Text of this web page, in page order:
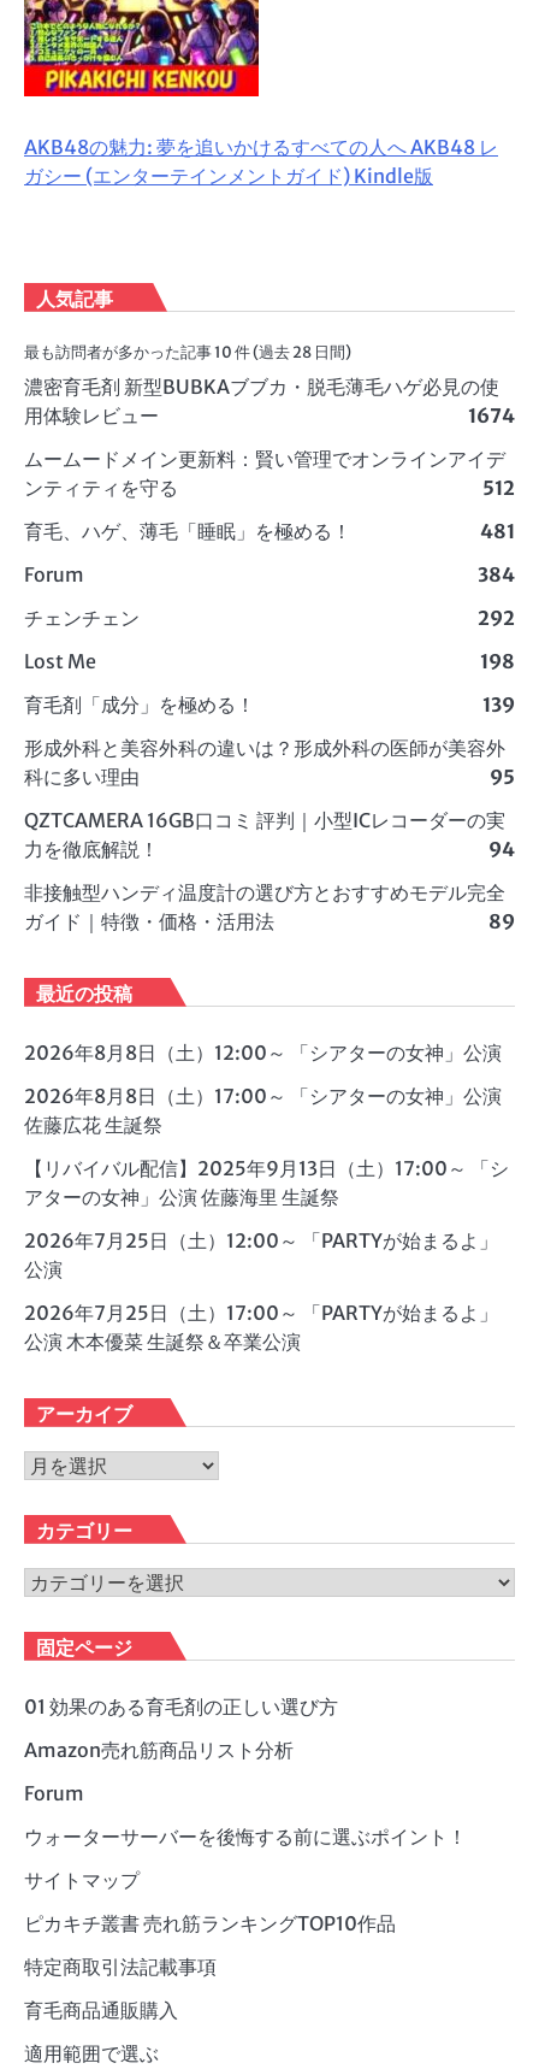
AKB48の魅力: 夢を追いかけるすべての人へ AKB48 レ
ガシー (エンターテインメントガイド) Kindle版
人気記事
最も訪問者が多かった記事 10 件 (過去 28 日間)
濃密育毛剤 新型BUBKAブブカ・脱毛薄毛ハゲ必見の使
用体験レビュー
1674
ムームードメイン更新料：賢い管理でオンラインアイデ
ンティティを守る
512
育毛、ハゲ、薄毛「睡眠」を極める！
481
Forum
384
チェンチェン
292
Lost Me
198
育毛剤「成分」を極める！
139
形成外科と美容外科の違いは？形成外科の医師が美容外
科に多い理由
95
QZTCAMERA 16GB口コミ 評判｜小型ICレコーダーの実
力を徹底解説！
94
非接触型ハンディ温度計の選び方とおすすめモデル完全
ガイド｜特徴・価格・活用法
89
最近の投稿
2026年8月8日（土）12:00～ 「シアターの女神」公演
2026年8月8日（土）17:00～ 「シアターの女神」公演
佐藤広花 生誕祭
【リバイバル配信】2025年9月13日（土）17:00～ 「シ
アターの女神」公演 佐藤海里 生誕祭
2026年7月25日（土）12:00～ 「PARTYが始まるよ」
公演
2026年7月25日（土）17:00～ 「PARTYが始まるよ」
公演 木本優菜 生誕祭＆卒業公演
アーカイブ
ア
カ
イ
ブ
カテゴリー
カ
ゴ
リ
ー
固定ページ
01 効果のある育毛剤の正しい選び方
Amazon売れ筋商品リスト分析
Forum
ウォーターサーバーを後悔する前に選ぶポイント！
サイトマップ
ピカキチ叢書 売れ筋ランキングTOP10作品
特定商取引法記載事項
育毛商品通販購入
適用範囲で選ぶ